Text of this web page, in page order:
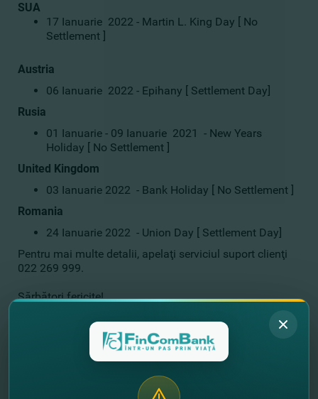
SUA
17 Ianuarie 2022 - Martin L. King Day [ No
Settlement ]
Austria
06 Ianuarie 2022 - Epihany [ Settlement Day]
Rusia
01 Ianuarie - 09 Ianuarie 2021 - New Years
Holiday [ No Settlement ]
United Kingdom
03 Ianuarie 2022 - Bank Holiday [ No Settlement ]
Romania
24 Ianuarie 2022 - Union Day [ Settlement Day]
Pentru mai multe detalii, apelaţi serviciul suport clienţi
022 269 999.
Sărbători fericite!
Alte noutati